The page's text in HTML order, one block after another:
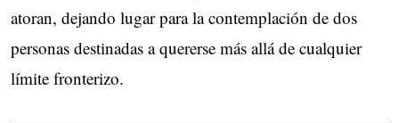
atoran, dejando lugar para la contemplación de dos
personas destinadas a quererse más allá de cualquier
límite fronterizo.